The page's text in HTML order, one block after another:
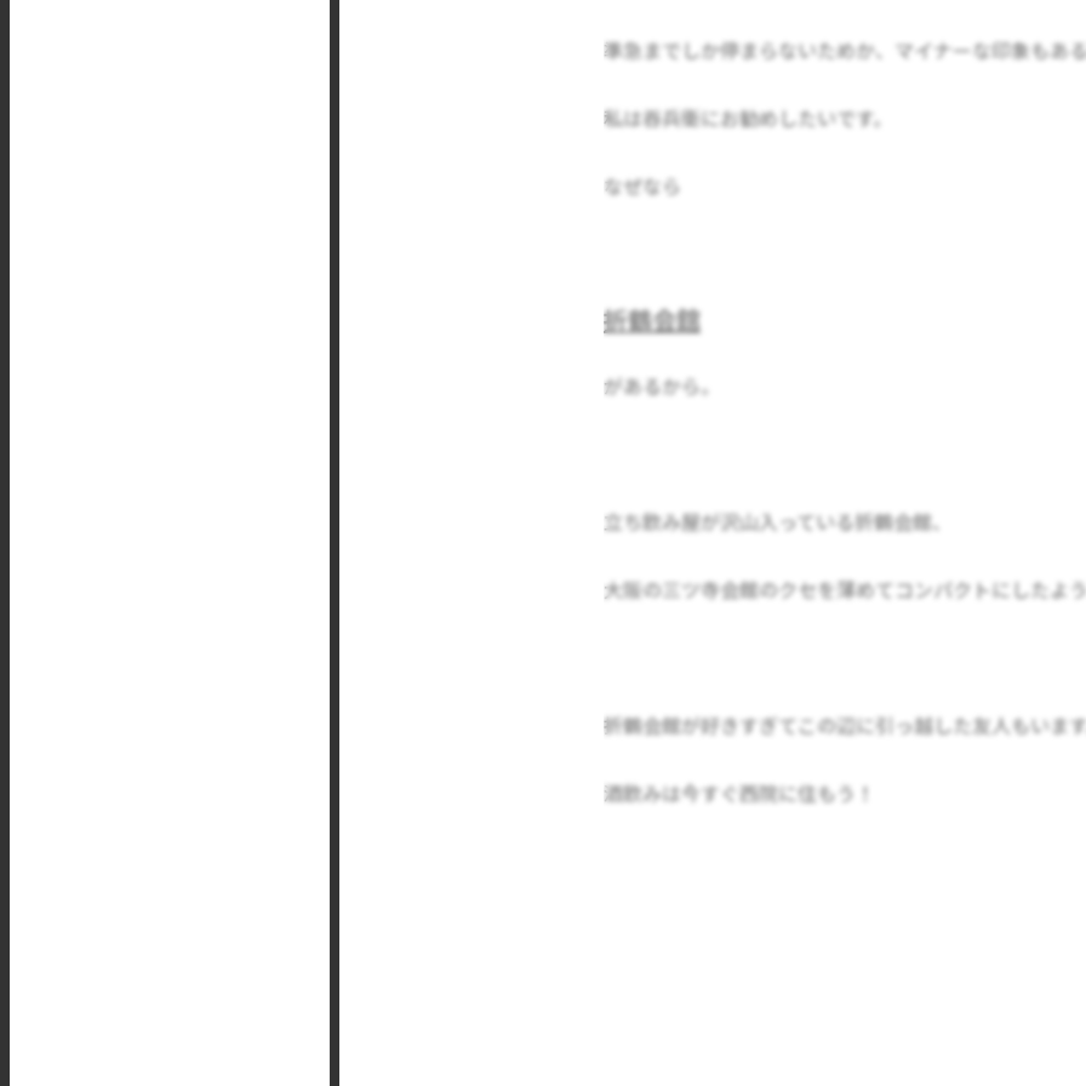
準急までしか停まらないためか、マイナーな印象もある
私は吞兵衛にお勧めしたいです。
なぜなら
折鶴会館
があるから。
立ち飲み屋が沢山入っている折鶴会館、
大阪の三ツ寺会館のクセを薄めてコンパクトにしたよう
折鶴会館が好きすぎてこの辺に引っ越した友人もいます
酒飲みは今すぐ西院に住もう！